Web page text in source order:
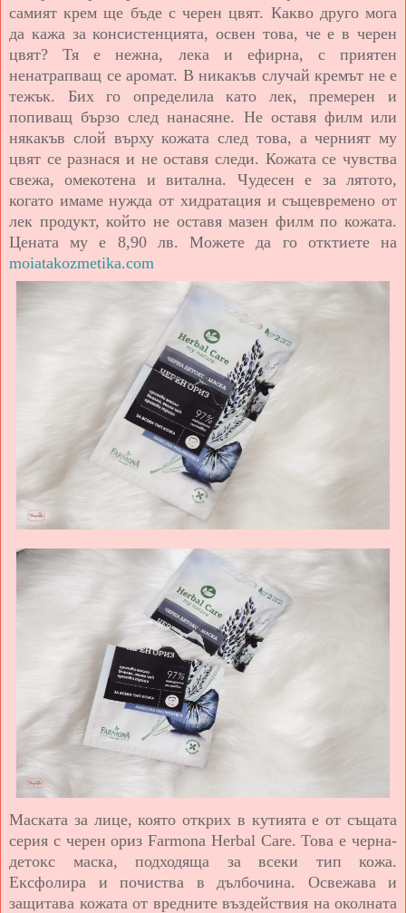
самият крем ще бъде с черен цвят. Какво друго мога
да кажа за консистенцията, освен това, че е в черен
цвят? Тя е нежна, лека и ефирна, с приятен
ненатрапващ се аромат. В никакъв случай кремът не е
тежък. Бих го определила като лек, премерен и
попиващ бързо след нанасяне. Не оставя филм или
някакъв слой върху кожата след това, а черният му
цвят се разнася и не оставя следи. Кожата се чувства
свежа, омекотена и витална. Чудесен е за лятото,
когато имаме нужда от хидратация и същевремено от
лек продукт, който не оставя мазен филм по кожата.
Цената му е 8,90 лв. Можете да го отктиете на
moiatakozmetika.com
Маската за лице, която открих в кутията е от същата
серия с черен ориз Farmona Hеrbal Care. Това е черна-
детокс маска, подходяща за всеки тип кожа.
Ексфолира и почиства в дълбочина. Освежава и
защитава кожата от вредните въздействия на околната